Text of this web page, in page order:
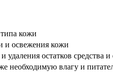
кожи
и освежения кожи
остатков средства
необходимую влагу и